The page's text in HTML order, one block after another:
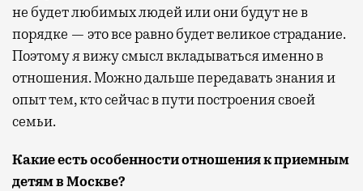
не будет любимых людей или они будут не в
порядке — это все равно будет великое страдание.
Поэтому я вижу смысл вкладываться именно в
отношения. Можно дальше передавать знания и
опыт тем, кто сейчас в пути построения своей
семьи.
Какие есть особенности отношения к приемным
детям в Москве?